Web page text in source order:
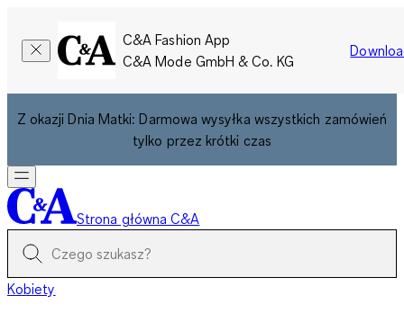
C&A Fashion App
C&A Mode GmbH & Co. KG
Z okazji Dnia Matki: Darmowa wysyłka wszystkich zamówień
tylko przez krótki czas
Strona główna C&A
Kobiety